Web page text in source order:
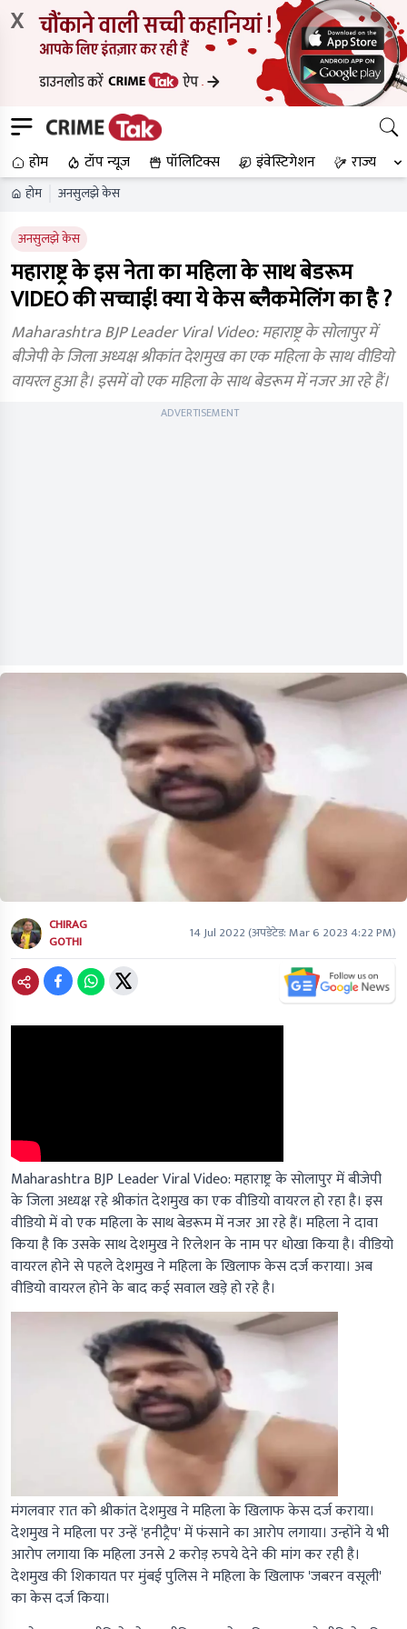
X
होम टॉप न्यूज पॉलिटिक्स इंवेस्टिगेशन राज्य
होम अनसुलझे केस
अनसुलझे केस
महाराष्ट्र के इस नेता का महिला के साथ बेडरूम
VIDEO की सच्चाई! क्या ये केस ब्लैकमेलिंग का है ?
Maharashtra BJP Leader Viral Video: महाराष्ट्र के सोलापुर में
बीजेपी के जिला अध्यक्ष श्रीकांत देशमुख का एक महिला के साथ वीडियो
वायरल हुआ है। इसमें वो एक महिला के साथ बेडरूम में नजर आ रहे हैं।
ADVERTISEMENT
CHIRAG
GOTHI
14 Jul 2022(अपडेटेड:Mar 6 2023 4:22 PM)
Maharashtra BJP Leader Viral Video: महाराष्ट्र के सोलापुर में बीजेपी
के जिला अध्यक्ष रहे श्रीकांत देशमुख का एक वीडियो वायरल हो रहा है। इस
वीडियो में वो एक महिला के साथ बेडरूम में नजर आ रहे हैं। महिला ने दावा
किया है कि उसके साथ देशमुख ने रिलेशन के नाम पर धोखा किया है। वीडियो
वायरल होने से पहले देशमुख ने महिला के खिलाफ केस दर्ज कराया। अब
वीडियो वायरल होने के बाद कई सवाल खड़े हो रहे है।
मंगलवार रात को श्रीकांत देशमुख ने महिला के खिलाफ केस दर्ज कराया।
देशमुख ने महिला पर उन्हें 'हनीट्रैप' में फंसाने का आरोप लगाया। उन्होंने ये भी
आरोप लगाया कि महिला उनसे 2 करोड़ रुपये देने की मांग कर रही है।
देशमुख की शिकायत पर मुंबई पुलिस ने महिला के खिलाफ 'जबरन वसूली'
का केस दर्ज किया।